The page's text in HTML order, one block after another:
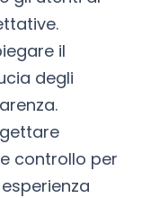
il
degli
controllo per